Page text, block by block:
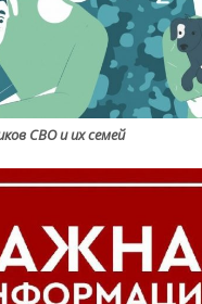
СВО и их семей